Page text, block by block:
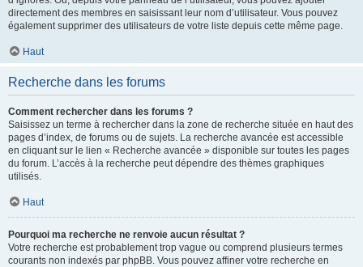
directement des membres en saisissant leur nom d’utilisateur. Vous pouvez
également supprimer des utilisateurs de votre liste depuis cette même page.
Haut
Recherche dans les forums
Comment rechercher dans les forums ?
Saisissez un terme à rechercher dans la zone de recherche située en haut des
pages d’index, de forums ou de sujets. La recherche avancée est accessible
en cliquant sur le lien « Recherche avancée » disponible sur toutes les pages
du forum. L’accès à la recherche peut dépendre des thèmes graphiques
utilisés.
Haut
Pourquoi ma recherche ne renvoie aucun résultat ?
Votre recherche est probablement trop vague ou comprend plusieurs termes
courants non indexés par phpBB. Vous pouvez affiner votre recherche en